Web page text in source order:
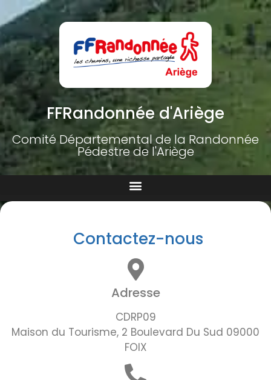
FFRandonnée d'Ariège
Comité Départemental de la Randonnée
Pédestre de l'Ariège
Contactez-nous
Adresse
CDRP09
Maison du Tourisme, 2 Boulevard Du Sud 09000
FOIX